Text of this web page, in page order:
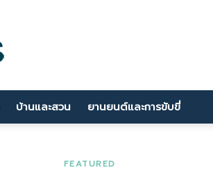
บ้านและสวน ยานยนต์และการขับขี่
FEATURED